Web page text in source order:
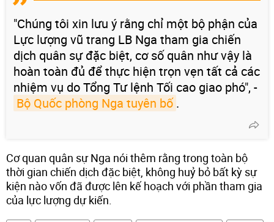
"Chúng tôi xin lưu ý rằng chỉ một bộ phận của
Lực lượng vũ trang LB Nga tham gia chiến
dịch quân sự đặc biệt, cơ số quân như vậy là
hoàn toàn đủ để thực hiện trọn vẹn tất cả các
nhiệm vụ do Tổng Tư lệnh Tối cao giao phó", -
Bộ Quốc phòng Nga tuyên bố .
Cơ quan quân sự Nga nói thêm rằng trong toàn bộ
thời gian chiến dịch đặc biệt, không huỷ bỏ bất kỳ sự
kiện nào vốn đã được lên kế hoạch với phần tham gia
của lực lượng dự kiến.